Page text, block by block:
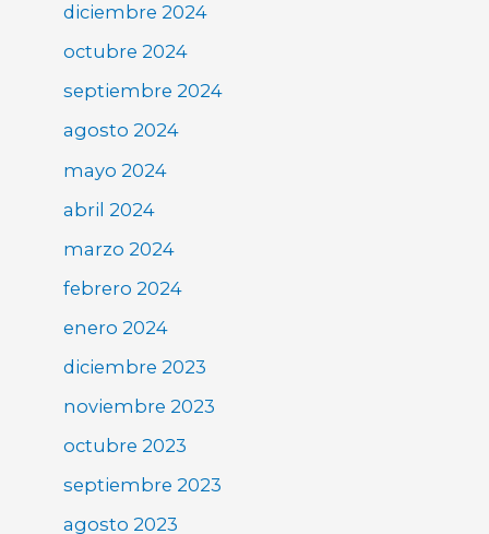
diciembre 2024
octubre 2024
septiembre 2024
agosto 2024
mayo 2024
abril 2024
marzo 2024
febrero 2024
enero 2024
diciembre 2023
noviembre 2023
octubre 2023
septiembre 2023
agosto 2023